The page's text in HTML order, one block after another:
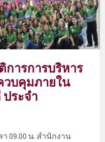
การการบริหาร
วบคุมภายใน
ระจำ
09.00 น. สำนักงาน